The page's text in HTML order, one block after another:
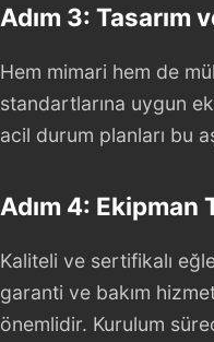
Adım 3: Tasarım
Hem mimari hem de
standartlarına uygun
acil durum planları bu
Adım 4: Ekipman
Kaliteli ve sertifikalı
garanti ve bakım
önemlidir. Kurulum